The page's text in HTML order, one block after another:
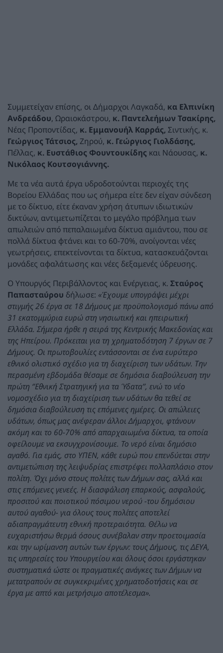
Συμμετείχαν επίσης, οι Δήμαρχοι Λαγκαδά, κα Ελπινίκη
Ανδρεάδου, Ωραιοκάστρου, κ. Παντελεήμων Τσακίρης,
Νέας Προποντίδας, κ. Εμμανουήλ Καρράς, Σιντικής, κ.
Γεώργιος Τάτσιος, Ζηρού, κ. Γεώργιος Γιολδάσης,
Πέλλας, κ. Ευστάθιος Φουντουκίδης και Νάουσας, κ.
Νικόλαος Κουτσογιάννης.
Με τα νέα αυτά έργα υδροδοτούνται περιοχές της
Βορείου Ελλάδας που ως σήμερα είτε δεν είχαν σύνδεση
με το δίκτυο, είτε έκαναν χρήση άτυπων ιδιωτικών
δικτύων, αντιμετωπίζεται το μεγάλο πρόβλημα των
απωλειών από πεπαλαιωμένα δίκτυα αμιάντου, που σε
πολλά δίκτυα φτάνει και το 60-70%, ανοίγονται νέες
γεωτρήσεις, επεκτείνονται τα δίκτυα, κατασκευάζονται
μονάδες αφαλάτωσης και νέες δεξαμενές ύδρευσης.
Ο Υπουργός Περιβάλλοντος και Ενέργειας, κ. Σταύρος
Παπασταύρου δήλωσε: «Έχουμε υπογράψει μέχρι
στιγμής 26 έργα σε 18 Δήμους με προϋπολογισμό πάνω από
31 εκατομμύρια ευρώ στη νησιωτική και ηπειρωτική
Ελλάδα. Σήμερα ήρθε η σειρά της Κεντρικής Μακεδονίας και
της Ηπείρου. Πρόκειται για τη χρηματοδότηση 7 έργων σε 7
Δήμους. Οι πρωτοβουλίες εντάσσονται σε ένα ευρύτερο
εθνικό ολιστικό σχέδιο για τη διαχείριση των υδάτων. Την
περασμένη εβδομάδα θέσαμε σε δημόσια διαβούλευση την
πρώτη ‘’Εθνική Στρατηγική για τα Ύδατα’’, ενώ το νέο
νομοσχέδιο για τη διαχείριση των υδάτων θα τεθεί σε
δημόσια διαβούλευση τις επόμενες ημέρες. Οι απώλειες
υδάτων, όπως μας ανέφεραν άλλοι Δήμαρχοι, φτάνουν
ακόμη και το 60-70% από απαρχαιωμένα δίκτυα, τα οποία
οφείλουμε να εκσυγχρονίσουμε. Το νερό είναι δημόσιο
αγαθό. Για εμάς, στο ΥΠΕΝ, κάθε ευρώ που επενδύεται στην
αντιμετώπιση της λειψυδρίας επιστρέφει πολλαπλάσιο στον
πολίτη. Όχι μόνο στους πολίτες των Δήμων σας, αλλά και
στις επόμενες γενεές. Η διασφάλιση επαρκούς, ασφαλούς,
προσιτού και ποιοτικού πόσιμου νερού -του δημόσιου
αυτού αγαθού- για όλους τους πολίτες αποτελεί
αδιαπραγμάτευτη εθνική προτεραιότητα. Θέλω να
ευχαριστήσω θερμά όσους συνέβαλαν στην προετοιμασία
και την ωρίμανση αυτών των έργων: τους Δήμους, τις ΔΕΥΑ,
τις υπηρεσίες του Υπουργείου και όλους όσοι εργάστηκαν
συστηματικά ώστε οι πραγματικές ανάγκες των Δήμων να
μετατραπούν σε συγκεκριμένες χρηματοδοτήσεις και σε
έργα με απτό και μετρήσιμο αποτέλεσμα».